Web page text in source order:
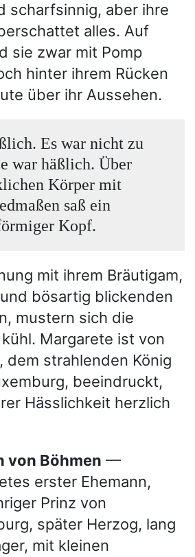
scharfsinnig, aber ihre
alles. Auf
sie zwar mit Pomp
hinter ihrem Rücken
über ihr Aussehen.
Es war nicht zu
war häßlich. Über
Körper mit
saß ein
Kopf.
mit ihrem Bräutigam,
bösartig blickenden
mustern sich die
Margarete ist von
dem strahlenden König
beeindruckt,
Hässlichkeit herzlich
von Böhmen —
erster Ehemann,
Prinz von
später Herzog, lang
mit kleinen